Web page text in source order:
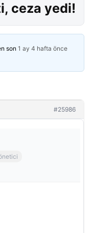
ceza yedi!
son 1 ay 4 hafta önce
#25986